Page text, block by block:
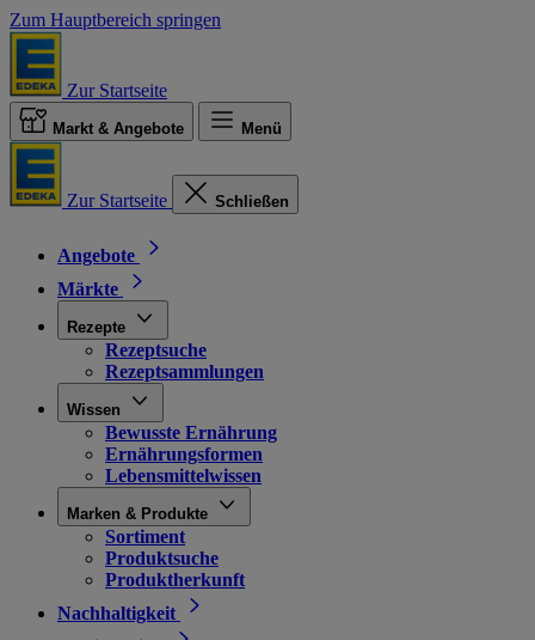
Zum Hauptbereich springen
Zur Startseite
Markt & Angebote Menü
Zur Startseite Schließen
Angebote
Märkte
Rezepte
Rezeptsuche
Rezeptsammlungen
Wissen
Bewusste Ernährung
Ernährungsformen
Lebensmittelwissen
Marken & Produkte
Sortiment
Produktsuche
Produktherkunft
Nachhaltigkeit